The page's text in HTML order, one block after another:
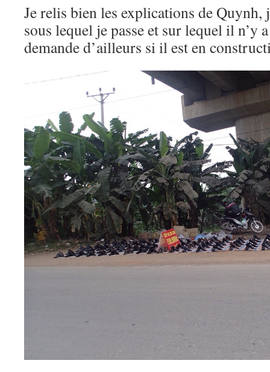
Je relis bien les explications de Quynh,
sous lequel je passe et sur lequel il n’y
demande d’ailleurs si il est en